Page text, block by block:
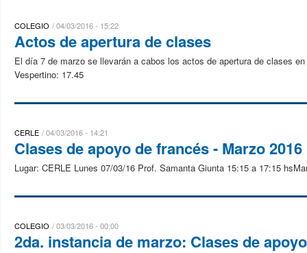
COLEGIO 04/03/2016 - 15:22
Actos de apertura de clases
El día 7 de marzo se llevarán a cabos los actos de apertura de clases
Vespertino: 17.45
CERLE 04/03/2016 - 14:21
Clases de apoyo de francés - Marzo 2016
Lugar: CERLE Lunes 07/03/16 Prof. Samanta Giunta 15:15 a 17:15
COLEGIO 03/03/2016 - 00:00
2da. instancia de marzo: Clases de apoyo